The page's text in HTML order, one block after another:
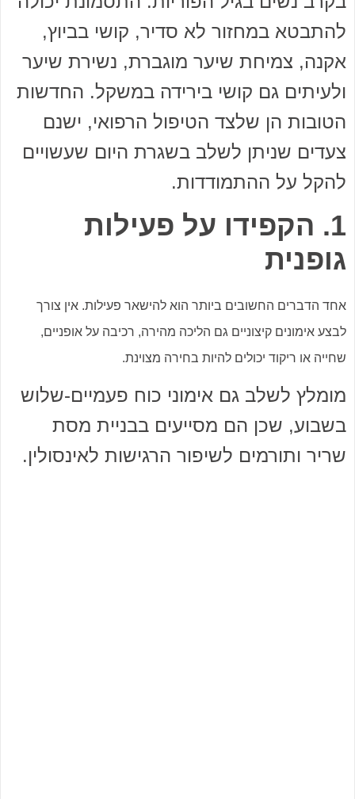
להתבטא במחזור לא סדיר, קושי בביוץ,
אקנה, צמיחת שיער מוגברת, נשירת שיער
ולעיתים גם קושי בירידה במשקל. החדשות
הטובות הן שלצד הטיפול הרפואי, ישנם
צעדים שניתן לשלב בשגרת היום שעשויים
להקל על ההתמודדות.
1. הקפידו על פעילות
גופנית
אחד הדברים החשובים ביותר הוא להישאר פעילות. אין צורך
לבצע אימונים קיצוניים גם הליכה מהירה, רכיבה על אופניים,
שחייה או ריקוד יכולים להיות בחירה מצוינת.
מומלץ לשלב גם אימוני כוח פעמיים-שלוש
בשבוע, שכן הם מסייעים בבניית מסת
שריר ותורמים לשיפור הרגישות לאינסולין.